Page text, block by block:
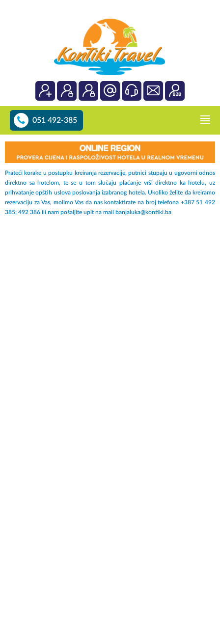
051 492-385
Prateći korake u postupku kreiranja rezervacije, putnici stupaju u ugovorni odnos
direktno sa hotelom, te se u tom slučaju plaćanje vrši direktno ka hotelu, uz
prihvatanje opštih uslova poslovanja izabranog hotela. Ukoliko želite da kreiramo
rezervaciju za Vas, molimo Vas da nas kontaktirate na broj telefona +387 51 492
385; 492 386 ili nam pošaljite upit na mail banjaluka@kontiki.ba